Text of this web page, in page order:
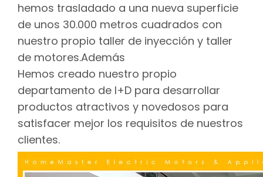
hemos trasladado a una nueva superficie
de unos 30.000 metros cuadrados con
nuestro propio taller de inyección y taller
de motores.Además
Hemos creado nuestro propio
departamento de I+D para desarrollar
productos atractivos y novedosos para
satisfacer mejor los requisitos de nuestros
clientes.